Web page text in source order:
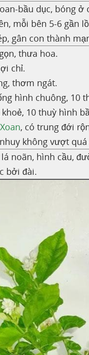
bầu dục, bóng
mỗi bên 5-6 gần
gân con thành
thưa hoa.
chỉ.
thơm ngát.
hình chuông, 10
10 thuỳ hình
Xoan, có trung đới
không vượt
noãn, hình cầu,
bởi đài.